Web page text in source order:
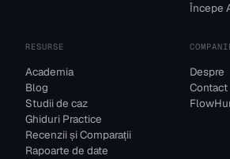
Începe
RESURSE
Academia
Blog
Studii de caz
Ghiduri Practice
Recenzii și Comparații
Rapoarte de date
Despre
Contact